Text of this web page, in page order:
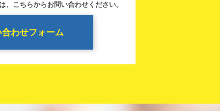
、こちらからお問い合わせください。
合わせフォーム